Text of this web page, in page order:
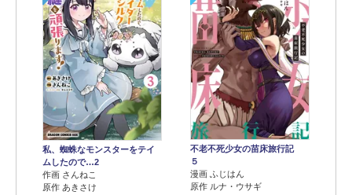
私、蜘蛛なモンスターをテイ
ムしたので…2
作画 さんねこ
原作 あきさけ
不老不死少女の苗床旅行記
５
漫画 ふじはん
原作 ルナ・ウサギ